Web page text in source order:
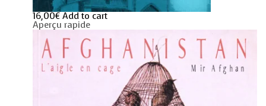
16,00€ Add to cart
Aperçu rapide